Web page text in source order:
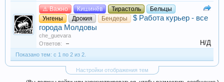
⚠️ Важно Кишинёв Тирастоль
Бельцы
Унгены
Дрокия Бендеры
$ Работа курьер - все
города Молдовы
che_guevara
Ответов:
– Н/Д
Показано тем: с 1 по 2 из 2.
Настройки отображения тем